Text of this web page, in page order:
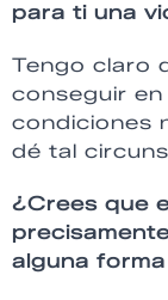
para ti una
Tengo claro
conseguir
condiciones
dé tal
¿Crees que
alguna